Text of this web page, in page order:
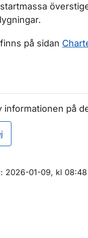
regelbunden luftfart
och checklistor
på sidan
informationen på
2026-01-09, kl 08:48